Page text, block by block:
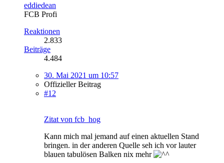
eddiedean
FCB Profi
Reaktionen
2.833
Beiträge
4.484
30. Mai 2021 um 10:57
Offizieller Beitrag
#12
Zitat von fcb_hog
Kann mich mal jemand auf einen aktuellen Stand
bringen. in der anderen Quelle seh ich vor lauter
blauen tabulösen Balken nix mehr